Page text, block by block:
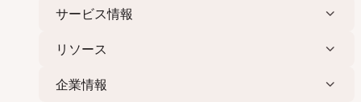
サービス情報
リソース
企業情報